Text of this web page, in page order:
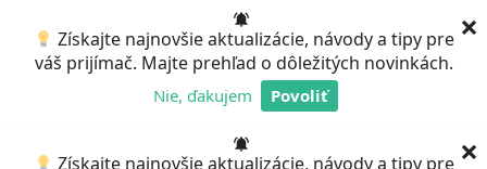
Získajte najnovšie aktualizácie, návody a tipy pre
váš prijímač. Majte prehľad o dôležitých novinkách.
Nie, ďakujem Povoliť
×
Získajte najnovšie aktualizácie, návody a tipy pre ×
obsah